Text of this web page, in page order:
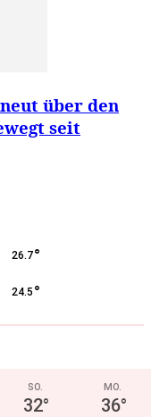
über den
seit
26.7°
24.5 °
SO.
32°
MO.
36°